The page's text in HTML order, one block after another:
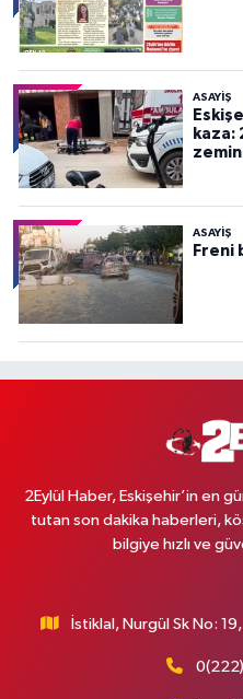
ASAYİŞ
kaza:
ASAYİŞ
Freni
2Eylül Haber, Eskişehir’in en
tutan son dakika haberleri,
bilgiye hızlı ve
İstiklal, Nurgül Sk No: